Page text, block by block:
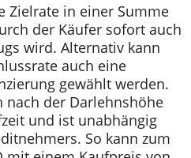
Zielrate in einer Summe
der Käufer sofort auch
wird. Alternativ kann
auch eine
gewählt werden.
nach der Darlehnshöhe
und ist unabhängig
So kann zum